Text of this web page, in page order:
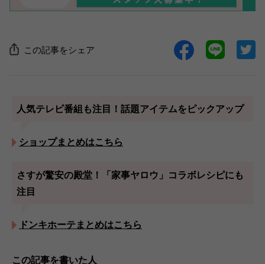
この記事をシェア
人気テレビ番組も注目！話題アイテムをピックアップ
ショップまとめはこちら
さすが驚安の殿堂！「家事ヤロウ」コラボレシピにも
注目
ドンキホーテまとめはこちら
この記事を書いた人